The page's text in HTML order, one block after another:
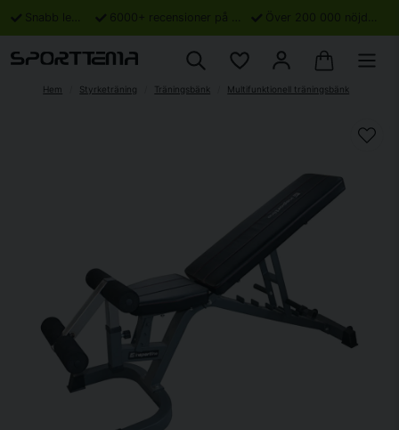
Snabb leverans 6000+ recensioner på Trustpilot Över 200 000 nöjda kunder
Hem Styrketräning Träningsbänk Multifunktionell träningsbänk